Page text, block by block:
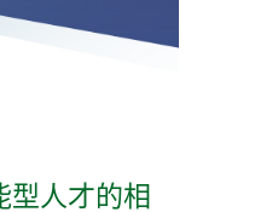
型人才的相